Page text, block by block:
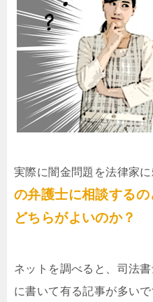
実際に闇金問題を法律家
の弁護士に相談する
どちらがよいのか？
ネットを調べると、司法
に書いて有る記事が多いで